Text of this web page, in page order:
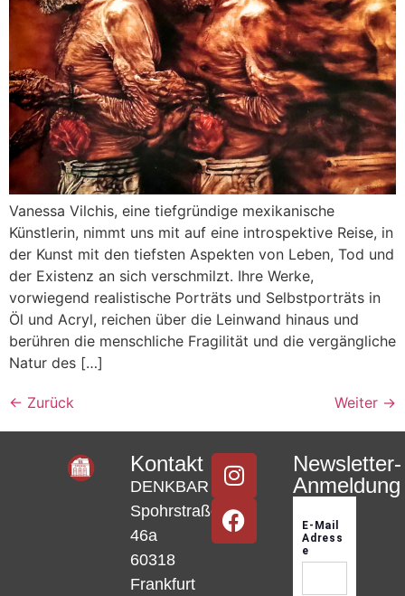
Vanessa Vilchis, eine tiefgründige mexikanische
Künstlerin, nimmt uns mit auf eine introspektive Reise, in
der Kunst mit den tiefsten Aspekten von Leben, Tod und
der Existenz an sich verschmilzt. Ihre Werke,
vorwiegend realistische Porträts und Selbstporträts in
Öl und Acryl, reichen über die Leinwand hinaus und
berühren die menschliche Fragilität und die vergängliche
Natur des […]
← Zurück Weiter →
Kontakt
DENKBAR
Spohrstraße
46a
60318
Frankfurt
Newsletter-
Anmeldung